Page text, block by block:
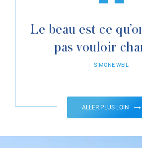
Le beau est ce
pas vouloir
SIMONE WEIL
ALLER PLUS LOIN